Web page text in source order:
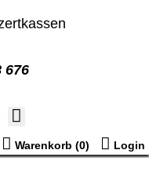
676
Warenkorb (0) Login